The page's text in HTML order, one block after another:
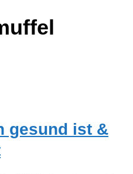
gesund ist &